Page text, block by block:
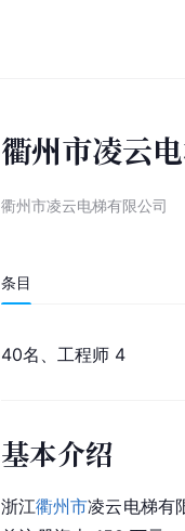
衢州市凌云
衢州市凌云电梯有限公司
条目
40名、工程师 4
基本介绍
浙江衢州市凌云电梯有